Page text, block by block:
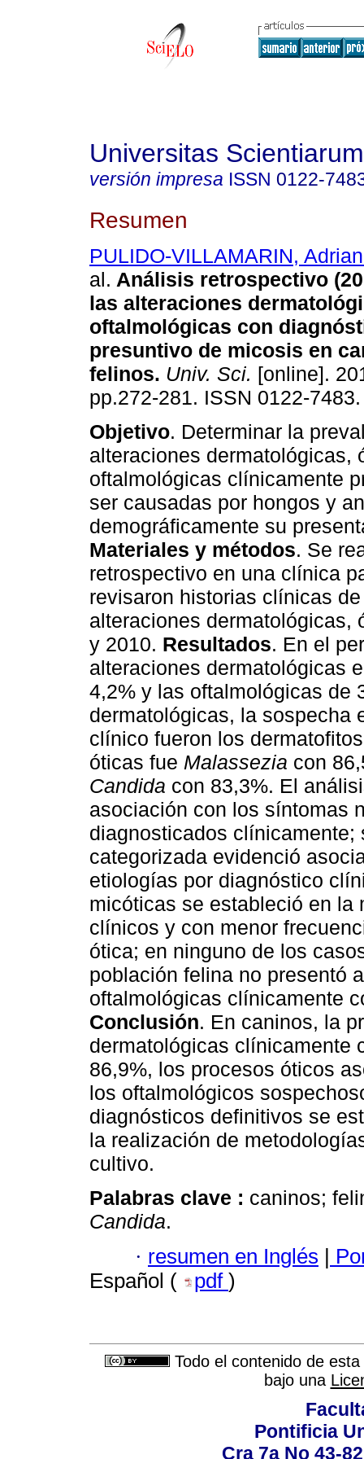
Universitas Scientiarum
versión impresa ISSN 0122-
Resumen
PULIDO-VILLAMARIN,
al. Análisis retrospectivo
las alteraciones
oftalmológicas con
presuntivo de micosis en
felinos. Univ. Sci. [online].
pp.272-281. ISSN 0122-7483.
Objetivo. Determinar la
alteraciones dermatológicas,
oftalmológicas clínicamente
ser causadas por hongos y
demográficamente su
Materiales y métodos. Se
retrospectivo en una clínica
revisaron historias clínicas
alteraciones dermatológicas,
y 2010. Resultados. En el
alteraciones dermatológicas
4,2% y las oftalmológicas de
dermatológicas, la sospecha
clínico fueron los
óticas fue Malassezia con
Candida con 83,3%. El
asociación con los síntomas
diagnosticados
categorizada evidenció
etiologías por diagnóstico
micóticas se estableció en la
clínicos y con menor
ótica; en ninguno de los
población felina no presentó
oftalmológicas clínicamente
Conclusión. En caninos, la
dermatológicas clínicamente
86,9%, los procesos óticos
los oftalmológicos
diagnósticos definitivos se
la realización de
cultivo.
Palabras clave : caninos;
Candida.
· resumen en Inglés |
Español (
pdf )
Todo el contenido de
bajo una
Pontificia
Cra 7a No 43-